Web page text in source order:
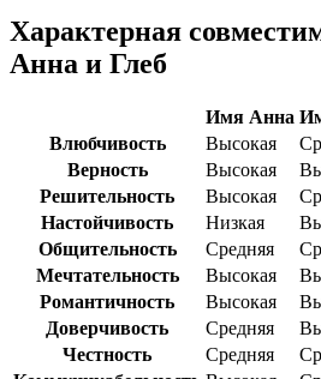
Характерная
Анна и Глеб
Имя Анна
Влюбчивость
Высокая
Верность
Высокая
Решительность
Высокая
Настойчивость
Низкая
Общительность
Средняя
Мечтательность
Высокая
Романтичность
Высокая
Доверчивость
Средняя
Честность
Средняя